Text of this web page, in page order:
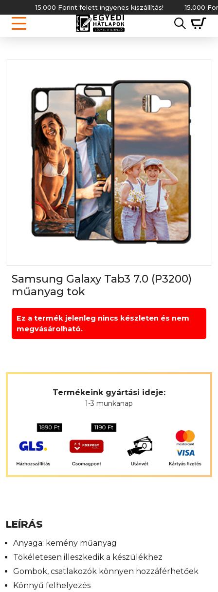
15.000 Forint felett ingyenes kiszállítás! 15.000
Samsung Galaxy Tab3 7.0 (P3200)
műanyag tok
Ez a termék jelenleg nincs készleten és nem
megvásárolható.
Termékeink gyártási ideje:
1-3 munkanap
LEÍRÁS
Anyaga: kemény műanyag
Tökéletesen illeszkedik a készülékhez
Gombok, csatlakozók könnyen hozzáférhetőek
Könnyű felhelyezés